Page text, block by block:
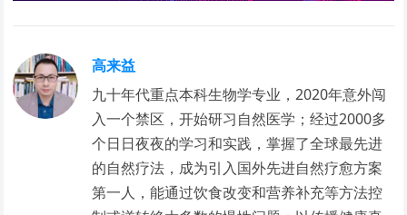
高来益
九十年代重点本科生物学专业，2020年意外闯
入一个禁区，开始研习自然医学；经过2000多
个日日夜夜的学习和实践，掌握了全球最先进
的自然疗法，成为引入国外先进自然疗愈方案
第一人，能通过饮食改变和营养补充等方法控